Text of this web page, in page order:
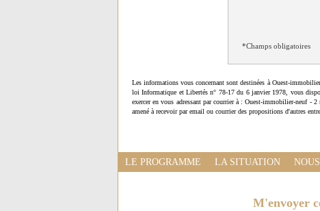
*Champs obligatoires
Les informations vous concernant sont destinées à Ouest-
loi Informatique et Libertés n° 78-17 du 6 janvier 1978, vous
exercer en vous adressant par courrier à : Ouest-immobilier-neuf -
amené à recevoir par email ou courrier des propositions d'autres
LE PROGRAMME LA SITUATION
M'envoyer